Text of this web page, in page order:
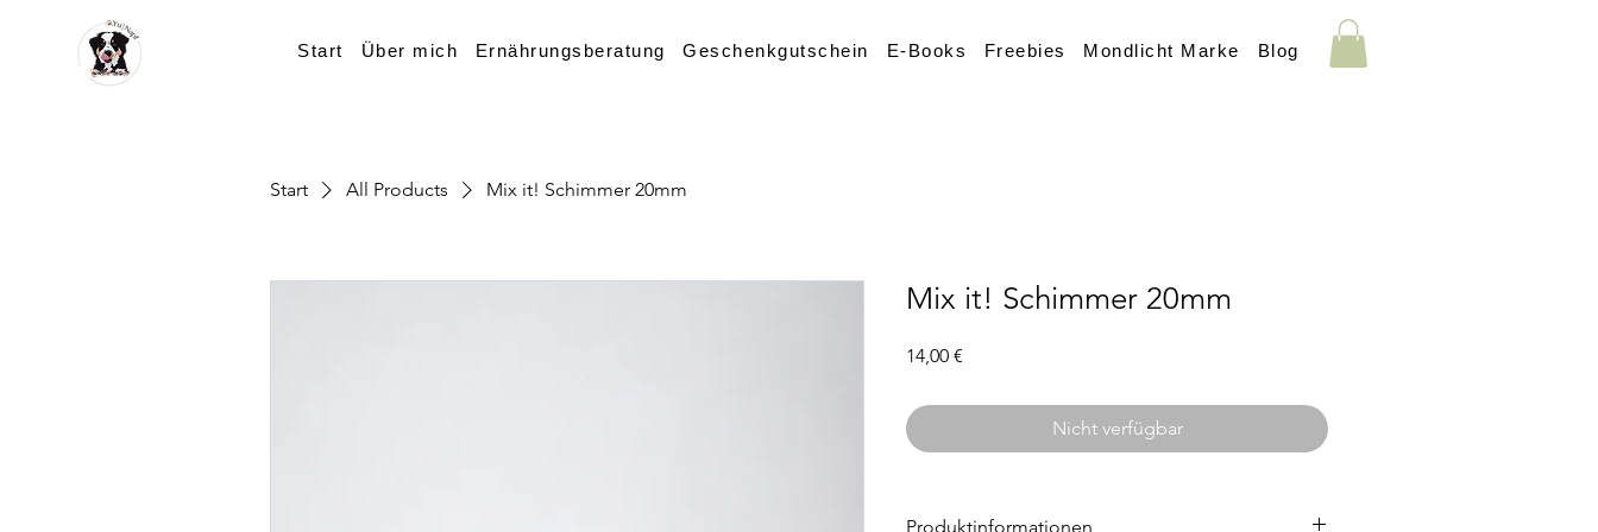
Start Über mich Ernährungsberatung Geschenkgutschein E-Books Freebies Mondlicht Marke Blog
Start All Products Mix it! Schimmer 20mm
Mix it! Schimmer 20mm
14,00 €
Nicht verfügbar
Produktinformationen